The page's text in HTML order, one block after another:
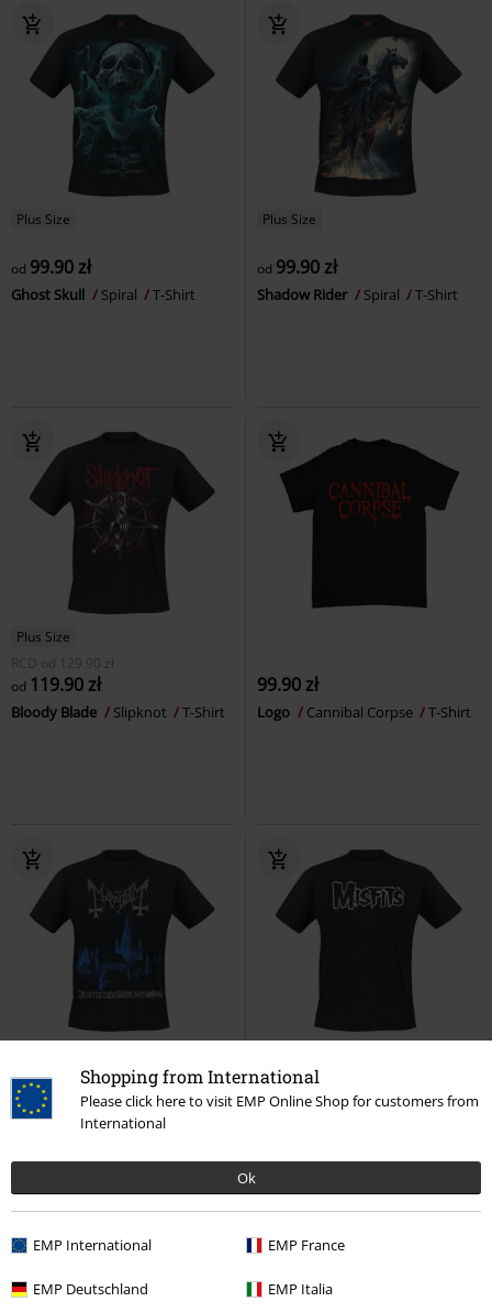
Shopping from International
Please click here to visit EMP Online Shop for customers from
International
Ok
EMP International EMP France
EMP Deutschland EMP Italia
Plus Size
od 99.90 zł
Ghost Skull Spiral T-Shirt
Plus Size
od 99.90 zł
Shadow Rider Spiral T-Shirt
Plus Size
RCD
od 129.90 zł
od 119.90 zł
Bloody Blade Slipknot T-Shirt
99.90 zł
Logo Cannibal Corpse T-Shirt
99.90 zł
De Mysteriis Dom Sathanas
89.90 zł